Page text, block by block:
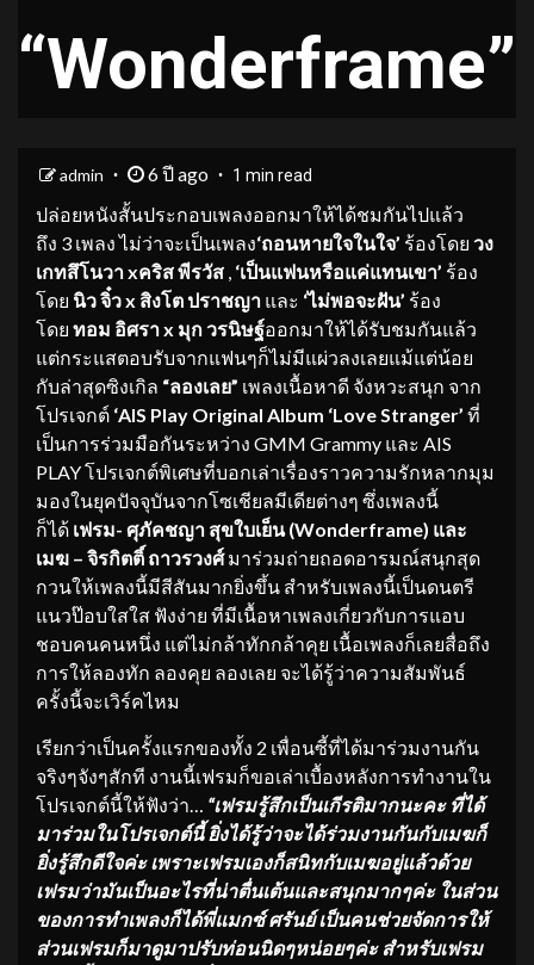
“Wonderframe”
admin 6 ปี ago 1 min read
ปล่อยหนังสั้นประกอบเพลงออกมาให้ได้ชมกันไปแล้ว
ถึง 3 เพลง ไม่ว่าจะเป็นเพลง‘ถอนหายใจในใจ’ ร้องโดย วง
เกทสึโนวาxคริส พีรวัส ‘เป็นแฟนหรือแค่แทนเขา’ ร้อง
โดย นิว จิ๋วx สิงโต ปราชญา และ ‘ไม่พอจะฝัน’ ร้อง
โดย ทอม อิศราx มุก วรนิษฐ์ออกมาให้ได้รับชมกันแล้ว
แต่กระแสตอบรับจากแฟนๆก็ไม่มีแผ่วลงเลยแม้แต่น้อย
กับล่าสุดซิงเกิล “ลองเลย” เพลงเนื้อหาดี จังหวะสนุก จาก
โปรเจกต์ ‘AIS Play Original Album ‘Love Stranger’ ที่
เป็นการร่วมมือกันระหว่าง GMM Grammy และ AIS
PLAY โปรเจกต์พิเศษที่บอกเล่าเรื่องราวความรักหลากมุม
มองในยุคปัจจุบันจากโซเชียลมีเดียต่างๆ ซึ่งเพลงนี้
ก็ได้ เฟรม- ศุภัคชญา สุขใบเย็น (Wonderframe) และ
เมฆ – จิรกิตติ์ ถาวรวงศ์มาร่วมถ่ายถอดอารมณ์สนุกสุด
กวนให้เพลงนี้มีสีสันมากยิ่งขึ้น สำหรับเพลงนี้เป็นดนตรี
แนวป๊อบใสใส ฟังง่าย ที่มีเนื้อหาเพลงเกี่ยวกับการแอบ
ชอบคนคนหนึ่ง แต่ไม่กล้าทักกล้าคุย เนื้อเพลงก็เลยสื่อถึง
การให้ลองทัก ลองคุย ลองเลย จะได้รู้ว่าความสัมพันธ์
ครั้งนี้จะเวิร์คไหม
เรียกว่าเป็นครั้งแรกของทั้ง 2 เพื่อนซี้ที่ได้มาร่วมงานกัน
จริงๆจังๆสักที งานนี้เฟรมก็ขอเล่าเบื้องหลังการทำงานใน
โปรเจกต์นี้ให้ฟังว่า… “เฟรมรู้สึกเป็นเกีรติมากนะคะ ที่ได้
มาร่วมในโปรเจกต์นี้ ยิ่งได้รู้ว่าจะได้ร่วมงานกันกับเมฆก็
ยิ่งรู้สึกดีใจค่ะ เพราะเฟรมเองก็สนิทกับเมฆอยู่แล้วด้วย
เฟรมว่ามันเป็นอะไรที่น่าตื่นเต้นและสนุกมากๆค่ะ ในส่วน
ของการทำเพลงก็ได้พี่แมกซ์ ศรันย์ เป็นคนช่วยจัดการให้
ส่วนเฟรมก็มาดูมาปรับท่อนนิดๆหน่อยๆค่ะ สำหรับเฟรม